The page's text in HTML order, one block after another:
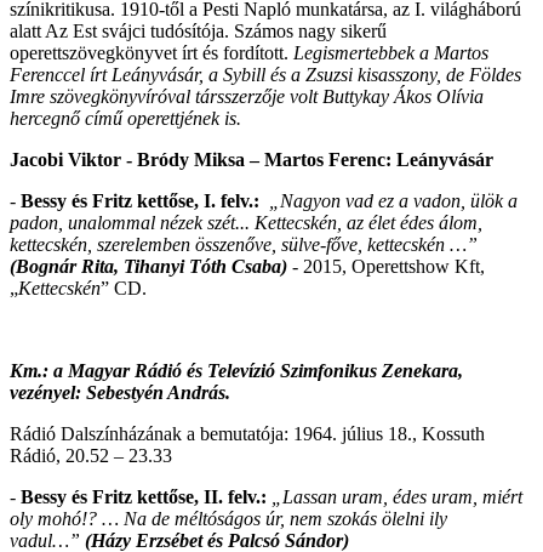
színikritikusa. 1910-től a Pesti Napló munkatársa, az I. világháború
alatt Az Est svájci tudósítója. Számos nagy sikerű
operettszövegkönyvet írt és fordított. Legismertebbek a Martos
Ferenccel írt Leányvásár, a Sybill és a Zsuzsi kisasszony, de Földes
Imre szövegkönyvíróval társszerzője volt Buttykay Ákos Olívia
hercegnő című operettjének is.
Jacobi Viktor - Bródy Miksa – Martos Ferenc: Leányvásár
- Bessy és Fritz kettőse, I. felv.:
„Nagyon vad ez a vadon, ülök a
padon, unalommal nézek szét... Kettecskén, az élet édes álom,
kettecskén, szerelemben összenőve, sülve-főve, kettecskén …”
(Bognár Rita, Tihanyi Tóth Csaba) - 2015, Operettshow Kft,
„Kettecskén” CD.
Km.: a Magyar Rádió és Televízió Szimfonikus Zenekara,
vezényel: Sebestyén András.
Rádió Dalszínházának a bemutatója: 1964. július 18., Kossuth
Rádió, 20.52 – 23.33
- Bessy és Fritz kettőse, II. felv.: „Lassan uram, édes uram, miért
oly mohó!? … Na de méltóságos úr, nem szokás ölelni ily
vadul…” (Házy Erzsébet és Palcsó Sándor)